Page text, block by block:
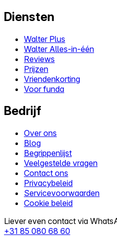
Diensten
Walter Plus
Walter Alles-in-één
Reviews
Prijzen
Vriendenkorting
Voor funda
Bedrijf
Over ons
Blog
Begrippenlijst
Veelgestelde vragen
Contact ons
Privacybeleid
Servicevoorwaarden
Cookie beleid
Liever even contact via
+31 85 080 68 60